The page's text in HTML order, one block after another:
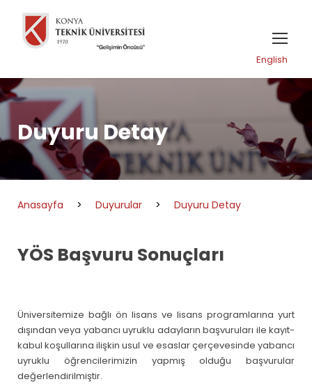
English
Duyuru Detay
Anasayfa > Duyurular > Duyuru Detay
YÖS Başvuru Sonuçları
Üniversitemize bağlı ön lisans ve lisans programlarına yurt
dışından veya yabancı uyruklu adayların başvuruları ile kayıt-
kabul koşullarına ilişkin usul ve esaslar çerçevesinde yabancı
uyruklu öğrencilerimizin yapmış olduğu başvurular
değerlendirilmiştir.